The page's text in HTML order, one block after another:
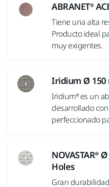
ABRANET®
Tiene una alta
Producto ideal
muy exigentes.
Iridium Ø 150
Iridium® es un
desarrollado
perfeccionado
NOVASTAR®
Holes
Gran